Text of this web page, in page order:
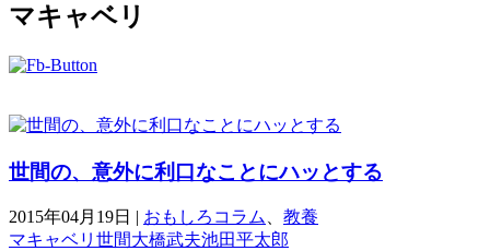
マキャベリ
世間の、意外に利口なことにハッとする
2015年04月19日 | おもしろコラム
教養
マキャベリ 世間大橋武夫池田平太郎